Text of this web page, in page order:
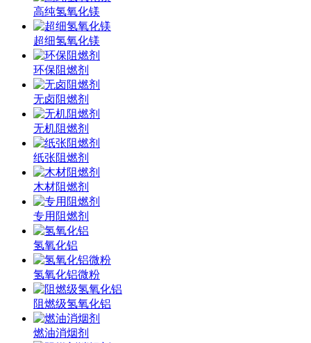
高纯氢氧化镁
超细氢氧化镁
环保阻燃剂
无卤阻燃剂
无机阻燃剂
纸张阻燃剂
木材阻燃剂
专用阻燃剂
氢氧化铝
氢氧化铝微粉
阻燃级氢氧化铝
燃油消烟剂